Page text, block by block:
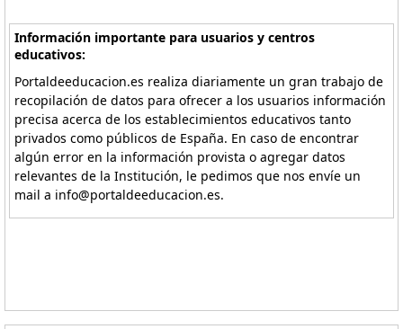
Información importante para usuarios y centros
educativos:
Portaldeeducacion.es realiza diariamente un gran trabajo de
recopilación de datos para ofrecer a los usuarios información
precisa acerca de los establecimientos educativos tanto
privados como públicos de España. En caso de encontrar
algún error en la información provista o agregar datos
relevantes de la Institución, le pedimos que nos envíe un
mail a info@portaldeeducacion.es.